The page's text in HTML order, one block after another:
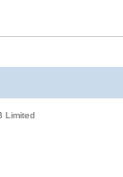
Limited